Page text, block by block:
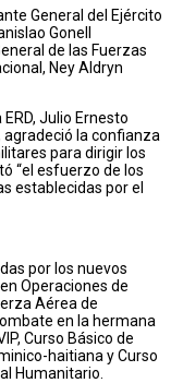
General del Ejército
Gonell
de las Fuerzas
Ney Aldryn
Julio Ernesto
agradeció la confianza
para dirigir los
“el esfuerzo de los
establecidas por el
por los nuevos
Operaciones de
Aérea de
en la hermana
Curso Básico de
haitiana y Curso
Humanitario.